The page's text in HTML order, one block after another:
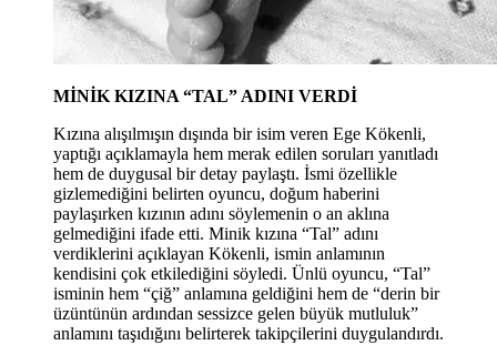
MİNİK KIZINA “TAL” ADINI VERDİ
Kızına alışılmışın dışında bir isim veren Ege Kökenli,
yaptığı açıklamayla hem merak edilen soruları yanıtladı
hem de duygusal bir detay paylaştı. İsmi özellikle
gizlemediğini belirten oyuncu, doğum haberini
paylaşırken kızının adını söylemenin o an aklına
gelmediğini ifade etti. Minik kızına “Tal” adını
verdiklerini açıklayan Kökenli, ismin anlamının
kendisini çok etkilediğini söyledi. Ünlü oyuncu, “Tal”
isminin hem “çiğ” anlamına geldiğini hem de “derin bir
üzüntünün ardından sessizce gelen büyük mutluluk”
anlamını taşıdığını belirterek takipçilerini duygulandırdı.